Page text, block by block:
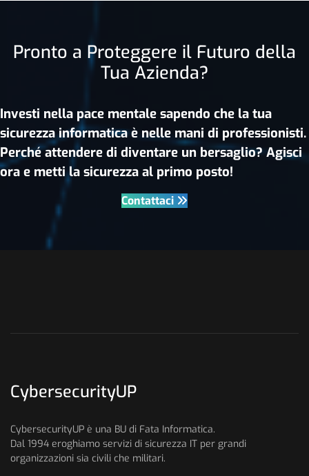
Pronto a Proteggere il Futuro della
Tua Azienda?
Investi nella pace mentale sapendo che la tua
sicurezza informatica è nelle mani di professionisti.
Perché attendere di diventare un bersaglio? Agisci
ora e metti la sicurezza al primo posto!
Contattaci
CybersecurityUP
CybersecurityUP è una BU di Fata Informatica.
Dal 1994 eroghiamo servizi di sicurezza IT per grandi
organizzazioni sia civili che militari.